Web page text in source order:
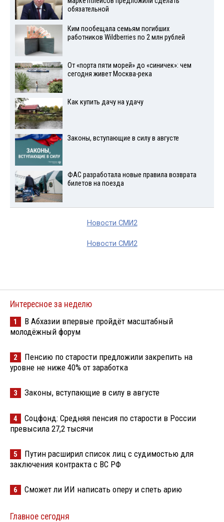
обязательной
Ким пообещала семьям погибших
работников Wildberries по 2 млн рублей
От «порта пяти морей» до «синичек»: чем
сегодня живет Москва-река
Как купить дачу на удачу
Законы, вступающие в силу в августе
ФАС разработала новые правила возврата
билетов на поезда
Новости СМИ2
Новости СМИ2
Интересное за неделю
1
В Абхазии впервые пройдёт масштабный
молодёжный форум
2
Пенсию по старости предложили закрепить на
уровне не ниже 40% от заработка
3 Законы, вступающие в силу в августе
4
Соцфонд: Средняя пенсия по старости в России
превысила 27,2 тысячи
5
Путин расширил список лиц с судимостью для
заключения контракта с ВС РФ
6 Сможет ли ИИ написать оперу и спеть арию
Главное сегодня